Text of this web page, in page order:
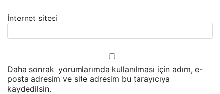
İnternet sitesi
Daha sonraki yorumlarımda kullanılması için adım, e-
posta adresim ve site adresim bu tarayıcıya
kaydedilsin.